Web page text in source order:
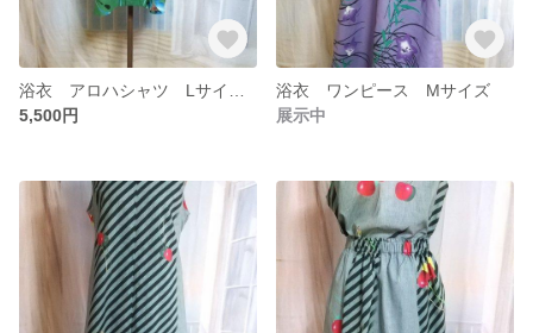
5,500円
浴衣 ワンピース Mサイズ
展示中